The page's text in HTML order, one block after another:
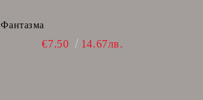
Фантазма
€7.50 14.67лв.